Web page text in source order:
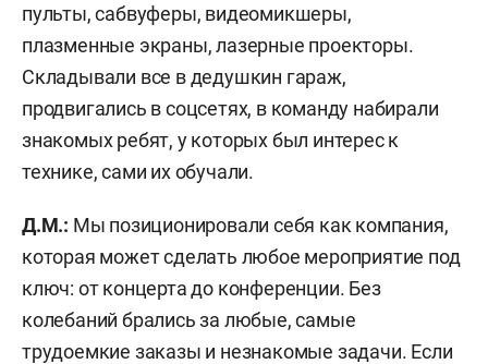
пульты, сабвуферы, видеомикшеры,
плазменные экраны, лазерные проекторы.
Складывали все в дедушкин гараж,
продвигались в соцсетях, в команду набирали
знакомых ребят, у которых был интерес к
технике, сами их обучали.
Д.М.: Мы позиционировали себя как компания,
которая может сделать любое мероприятие под
ключ: от концерта до конференции. Без
колебаний брались за любые, самые
трудоемкие заказы и незнакомые задачи. Если